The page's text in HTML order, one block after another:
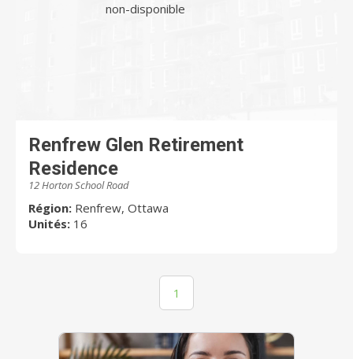
non-disponible
Renfrew Glen Retirement
Residence
12 Horton School Road
Région: Renfrew, Ottawa
Unités: 16
1